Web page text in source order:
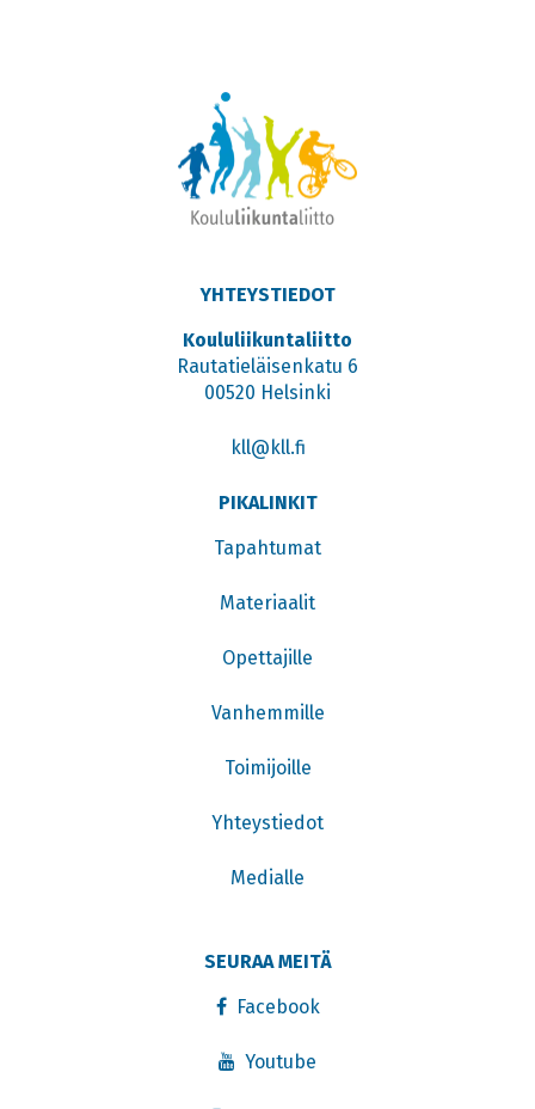
YHTEYSTIEDOT
Koululiikuntaliitto
Rautatieläisenkatu 6
00520 Helsinki
kll@kll.fi
PIKALINKIT
Tapahtumat
Materiaalit
Opettajille
Vanhemmille
Toimijoille
Yhteystiedot
Medialle
SEURAA MEITÄ
Facebook
Youtube